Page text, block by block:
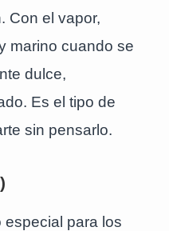
Con el vapor,
marino cuando se
dulce,
Es el tipo de
sin pensarlo.
para los